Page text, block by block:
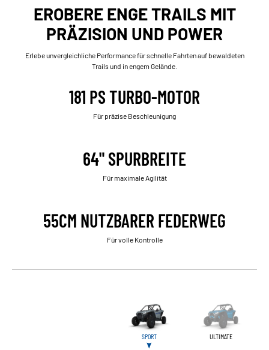
EROBERE ENGE TRAILS MIT
PRÄZISION UND POWER
Erlebe unvergleichliche Performance für schnelle Fahrten auf bewaldeten
Trails und in engem Gelände.
181 PS TURBO-MOTOR
Für präzise Beschleunigung
64" SPURBREITE
Für maximale Agilität
55CM NUTZBARER FEDERWEG
Für volle Kontrolle
SPORT ULTIMATE